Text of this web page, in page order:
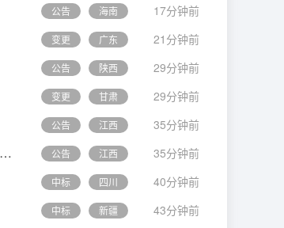
公告 海南 17分钟前
变更 广东 21分钟前
公告 陕西 29分钟前
变更 甘肃 29分钟前
公告 江西 35分钟前
公告 江西 35分钟前
中标 四川 40分钟前
中标 新疆 43分钟前